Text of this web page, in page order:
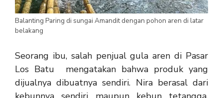
Balanting Paring di sungai Amandit dengan pohon aren di latar
belakang
Seorang ibu, salah penjual gula aren di Pasar
Los Batu mengatakan bahwa produk yang
dijualnya dibuatnya sendiri. Nira berasal dari